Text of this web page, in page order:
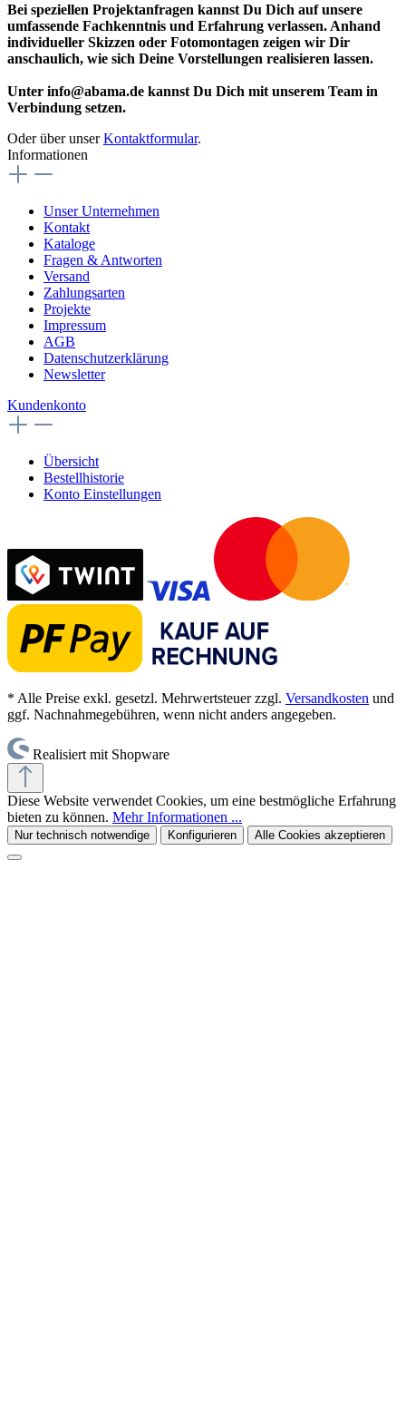
Bei speziellen Projektanfragen kannst Du Dich auf unsere
umfassende Fachkenntnis und Erfahrung verlassen. Anhand
individueller Skizzen oder Fotomontagen zeigen wir Dir
anschaulich, wie sich Deine Vorstellungen realisieren lassen.
Unter info@abama.de kannst Du Dich mit unserem Team in
Verbindung setzen.
Oder über unserKontaktformular.
Informationen
Unser Unternehmen
Kontakt
Kataloge
Fragen & Antworten
Versand
Zahlungsarten
Projekte
Impressum
AGB
Datenschutzerklärung
Newsletter
Kundenkonto
Übersicht
Bestellhistorie
Konto Einstellungen
* Alle Preise exkl. gesetzl. Mehrwertsteuer zzgl. Versandkosten und
ggf. Nachnahmegebühren, wenn nicht anders angegeben.
Realisiert mit Shopware
Diese Website verwendet Cookies, um eine bestmögliche Erfahrung
bieten zu können. Mehr Informationen ...
Nur technisch notwendige Konfigurieren Alle Cookies akzeptieren